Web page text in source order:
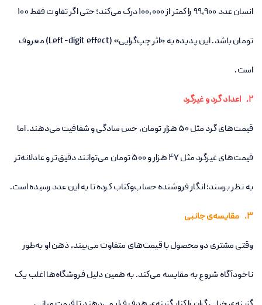
انسان عدد ۹۹,۹۰۰ را کمتر از ۱۰۰,۰۰۰ درک می‌کند؛ حتی اگر تفاوت فقط ۱۰۰
تومان باشد. این پدیده به «اثر چپ‌گرایی» (Left-digit effect) معروف
است.
2. اعداد گرد و غیرگرد
قیمت‌های گرد مثل ۵۰ هزار تومان، حس سادگی و شفافیت می‌دهند. اما
قیمت‌های غیرگرد مثل ۴۷ هزار و ۵۰۰ تومان می‌توانند دقیق‌تر و عادلانه‌تر
به نظر برسند؛ انگار فروشنده حساب‌وکتاب کرده تا به این عدد رسیده است.
3. مقایسه‌ی جانبی
وقتی مشتری دو محصول با قیمت‌های متفاوت می‌بیند، ذهن او به‌طور
ناخودآگاه شروع به مقایسه می‌کند. به همین دلیل فروشگاه‌ها اغلب یک